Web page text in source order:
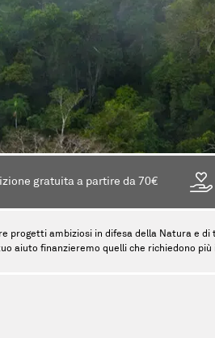
gratuita a partire da 70€
progetti ambiziosi in difesa della Natura e
aiuto finanzieremo quelli che richiedono